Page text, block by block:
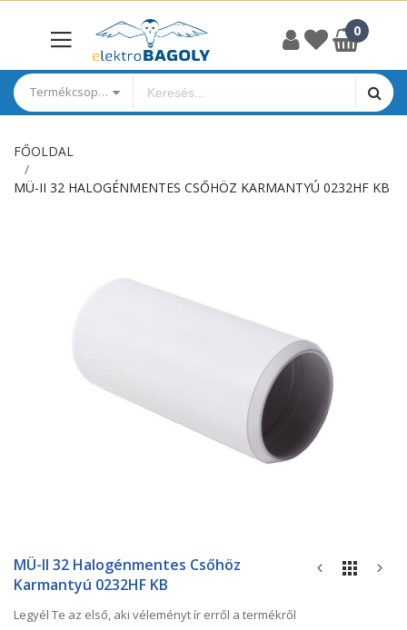
Termékcsoportok
FŐOLDAL
MÜ-II 32 HALOGÉNMENTES CSŐHÖZ KARMANTYÚ 0232HF KB
a
képgaléria
MÜ-II 32 Halogénmentes Csőhöz
Karmantyú 0232HF KB
Legyél Te az első, aki véleményt ír erről a termékről